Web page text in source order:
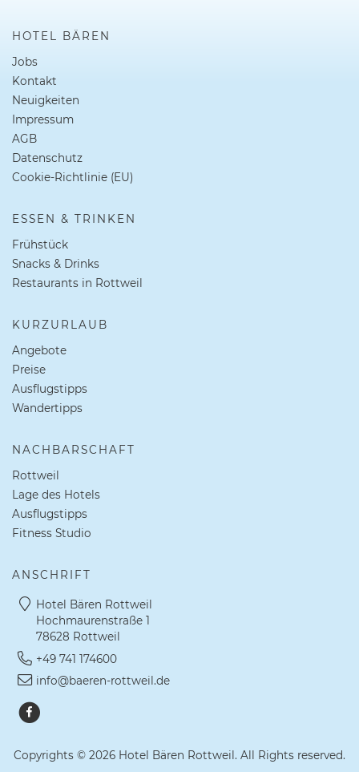
HOTEL BÄREN
Jobs
Kontakt
Neuigkeiten
Impressum
AGB
Datenschutz
Cookie-Richtlinie (EU)
ESSEN & TRINKEN
Frühstück
Snacks & Drinks
Restaurants in Rottweil
KURZURLAUB
Angebote
Preise
Ausflugstipps
Wandertipps
NACHBARSCHAFT
Rottweil
Lage des Hotels
Ausflugstipps
Fitness Studio
ANSCHRIFT
Hotel Bären Rottweil
Hochmaurenstraße 1
78628 Rottweil
+49 741 174600
info@baeren-rottweil.de
Copyrights © 2026 Hotel Bären Rottweil. All Rights reserved.